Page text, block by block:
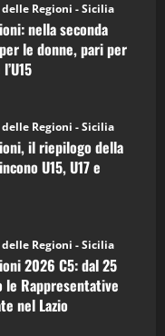
Regioni - Sicilia
nella seconda
le donne, pari per
Regioni - Sicilia
il riepilogo della
U15, U17 e
Regioni - Sicilia
2026 C5: dal 25
le Rappresentative
nel Lazio